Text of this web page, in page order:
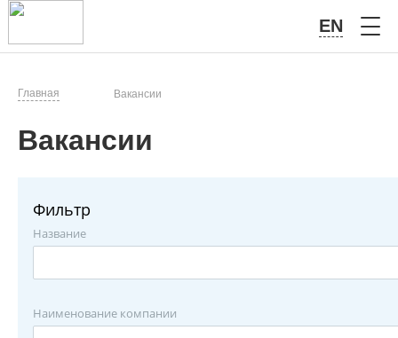
EN
Главная Вакансии
Вакансии
Фильтр
Название
Наименование компании